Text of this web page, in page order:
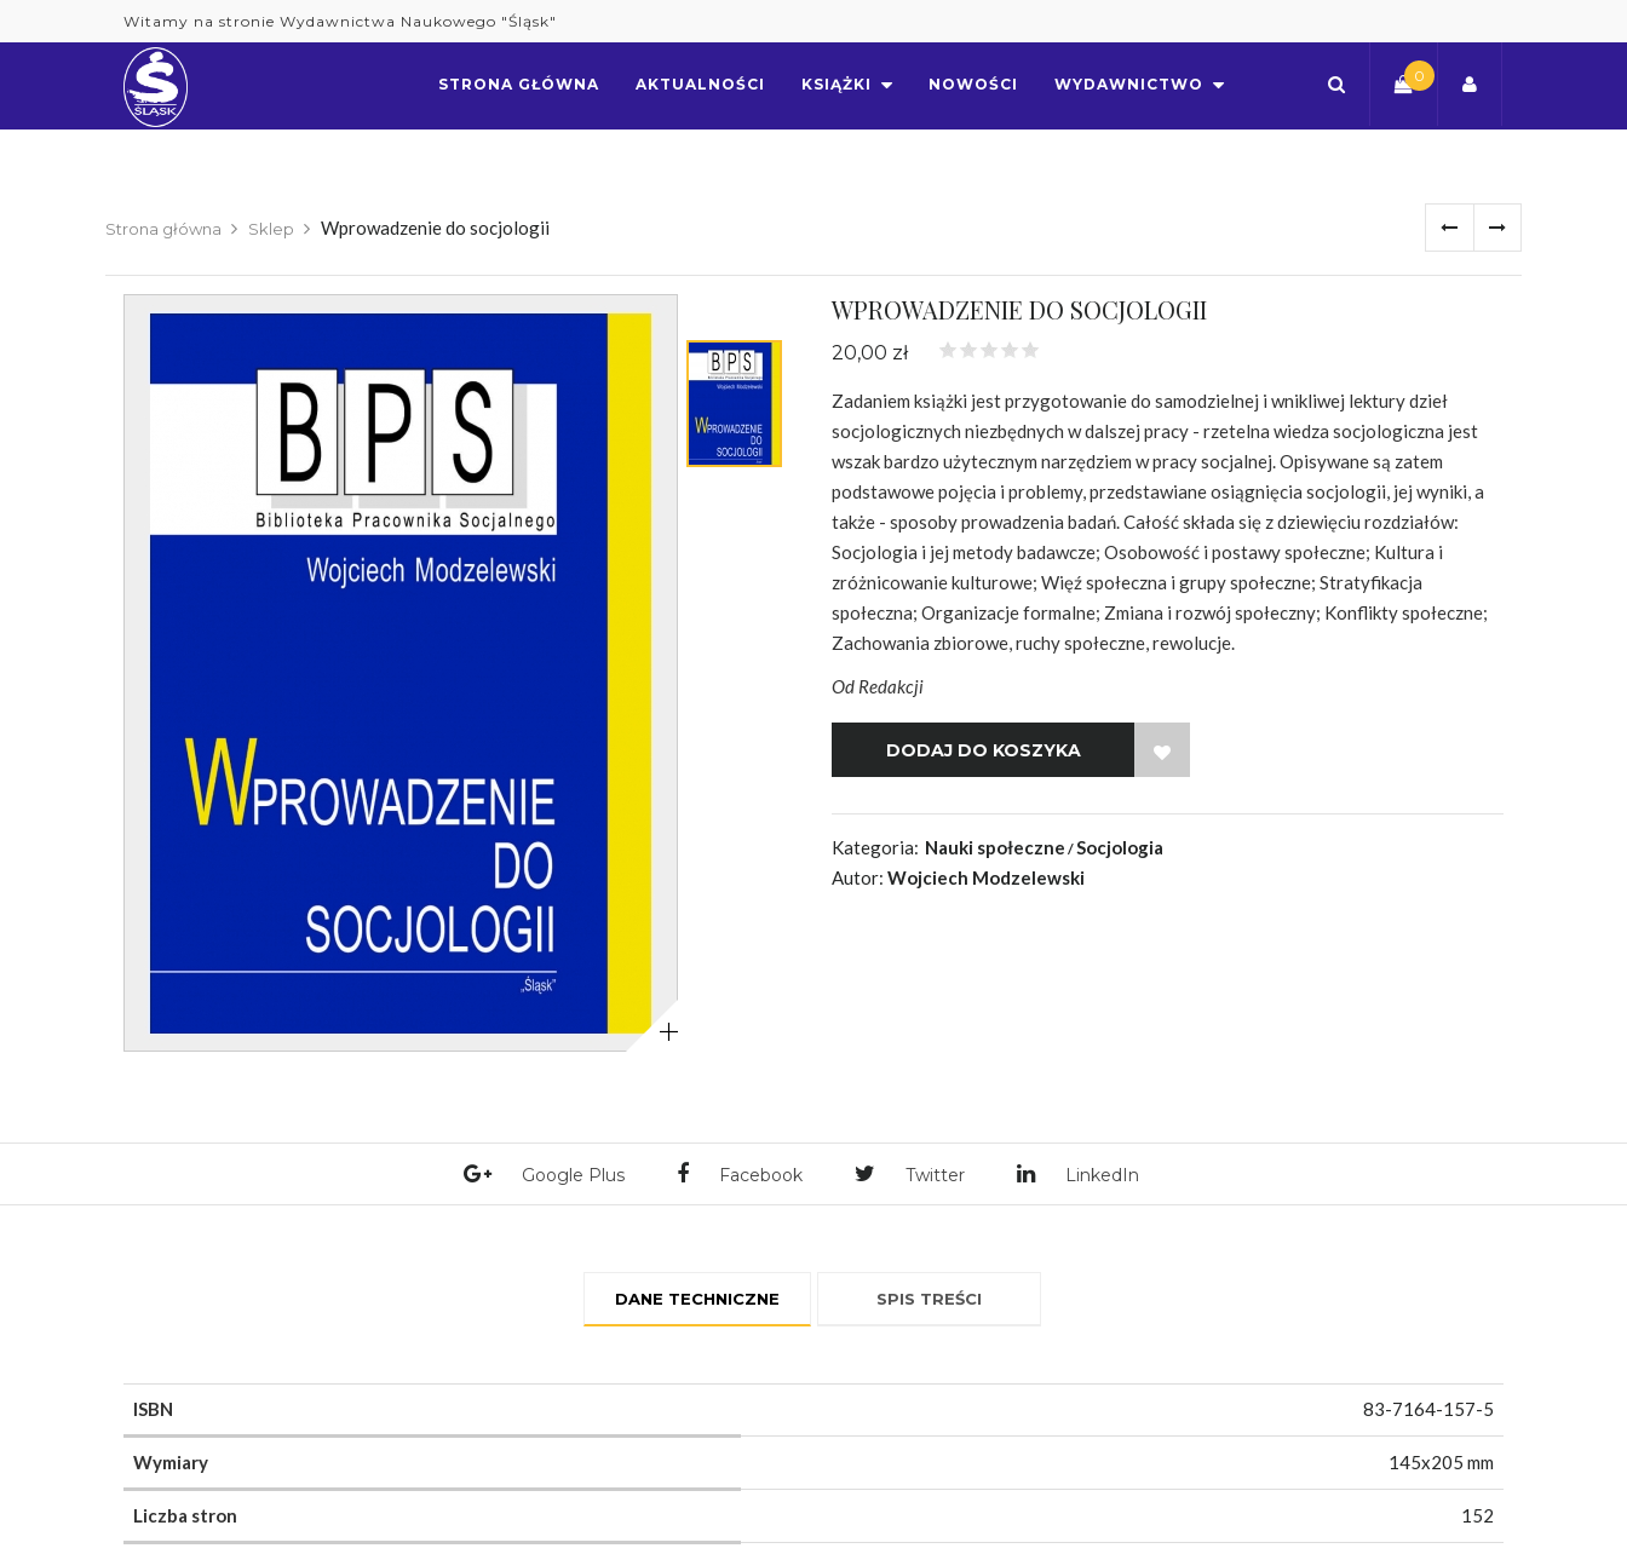
to
Witamy na stronie Wydawnictwa Naukowego "Śląsk"
0
STRONA GŁÓWNA AKTUALNOŚCI KSIĄŻKI NOWOŚCI WYDAWNICTWO
Strona główna Sklep Wprowadzenie do socjologii
Powiększ
WPROWADZENIE DO SOCJOLOGII
20,00 zł
Zadaniem książki jest przygotowanie do samodzielnej i wnikliwej lektury dzieł
socjologicznych niezbędnych w dalszej pracy - rzetelna wiedza socjologiczna jest
wszak bardzo użytecznym narzędziem w pracy socjalnej. Opisywane są zatem
podstawowe pojęcia i problemy, przedstawiane osiągnięcia socjologii, jej wyniki, a
także - sposoby prowadzenia badań. Całość składa się z dziewięciu rozdziałów:
Socjologia i jej metody badawcze; Osobowość i postawy społeczne; Kultura i
zróżnicowanie kulturowe; Więź społeczna i grupy społeczne; Stratyfikacja
społeczna; Organizacje formalne; Zmiana i rozwój społeczny; Konflikty społeczne;
Zachowania zbiorowe, ruchy społeczne, rewolucje.
Od Redakcji
WISH LIST
Kategoria: Nauki społeczne Socjologia
Autor: Wojciech Modzelewski
Google Plus Facebook Twitter LinkedIn
DANE TECHNICZNE SPIS TREŚCI
ISBN 83-7164-157-5
Wymiary 145x205 mm
Liczba stron 152